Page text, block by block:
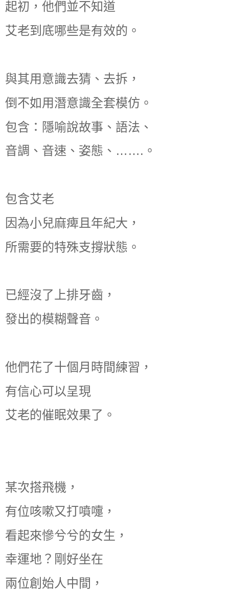
起初，他們並不知道
艾老到底哪些是有效的。
與其用意識去猜、去拆，
倒不如用潛意識全套模仿。
包含：隱喻說故事、語法、
音調、音速、姿態、…….。
包含艾老
因為小兒麻痺且年紀大，
所需要的特殊支撐狀態。
已經沒了上排牙齒，
發出的模糊聲音。
他們花了十個月時間練習，
有信心可以呈現
艾老的催眠效果了。
某次搭飛機，
有位咳嗽又打噴嚏，
看起來慘兮兮的女生，
幸運地？剛好坐在
兩位創始人中間，